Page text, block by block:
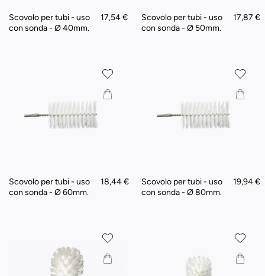
Scovolo per tubi - uso
con sonda - Ø 40mm.
17,54 €
Scovolo per tubi - uso
con sonda - Ø 50mm.
17,87 €
Scovolo per tubi - uso
con sonda - Ø 60mm.
18,44 €
Scovolo per tubi - uso
con sonda - Ø 80mm.
19,94 €